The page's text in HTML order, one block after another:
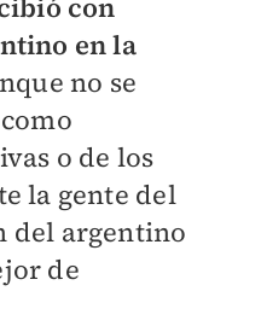
con
en la
no se
o de los
la gente del
del argentino
de